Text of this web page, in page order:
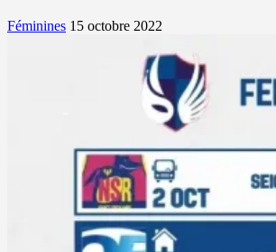
Féminines 15 octobre 2022